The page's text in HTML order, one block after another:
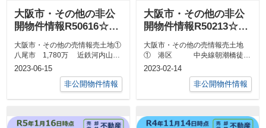
大阪市・その他の非公
開物件情報R50616☆八
件
大阪市・その他の売情報売土地①
八尾市 1,780万 近鉄河内山本
駅徒歩6分 約75.62㎡（私道...
2023-06-15
非公開物件情報
大阪市・その他の非公
開物件情報R50213☆八
件
大阪市・その他の売情報売土地
① 港区 中央線朝潮橋徒歩
10分 約75㎡ 商
業 2,4...
2023-02-14
非公開物件情報